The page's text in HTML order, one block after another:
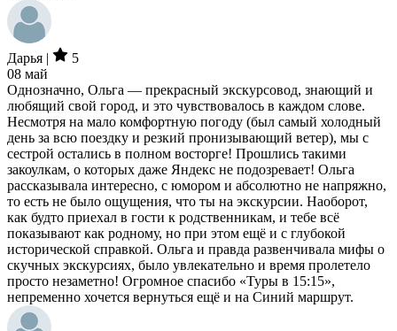
Дарья |
5
08 май
Однозначно, Ольга — прекрасный экскурсовод, знающий и
любящий свой город, и это чувствовалось в каждом слове.
Несмотря на мало комфортную погоду (был самый холодный
день за всю поездку и резкий пронизывающий ветер), мы с
сестрой остались в полном восторге! Прошлись такими
закоулкам, о которых даже Яндекс не подозревает! Ольга
рассказывала интересно, с юмором и абсолютно не напряжно,
то есть не было ощущения, что ты на экскурсии. Наоборот,
как будто приехал в гости к родственникам, и тебе всё
показывают как родному, но при этом ещё и с глубокой
исторической справкой. Ольга и правда развенчивала мифы о
скучных экскурсиях, было увлекательно и время пролетело
просто незаметно! Огромное спасибо «Туры в 15:15»,
непременно хочется вернуться ещё и на Синий маршрут.